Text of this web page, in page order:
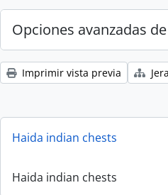
Opciones avanzadas
Imprimir vista previa
Haida indian chests
Haida indian chests